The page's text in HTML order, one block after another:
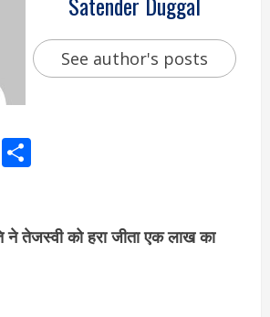
See author's posts
Email
ने तेजस्वी को हरा जीता एक लाख का